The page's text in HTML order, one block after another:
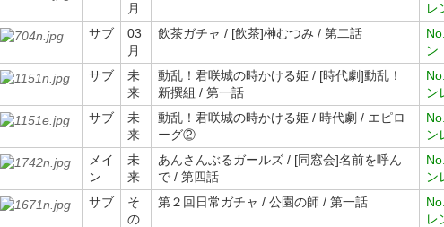
月
レ
サブ
03
月
飲茶ガチャ / [飲茶]榊むつみ / 第二話
ン
サブ
未
来
動乱！君咲城の時かける姫 / [時代劇]動乱！
新撰組 / 第一話
ン
サブ
未
来
動乱！君咲城の時かける姫 / 時代劇 / エピロ
ーグ②
ン
メイ
ン
未
来
あんさんぶるガールズ / [同窓会]名前を呼ん
で / 第四話
ン
サブ
そ
の
第２回日常ガチャ / 公園の師 / 第一話
レ